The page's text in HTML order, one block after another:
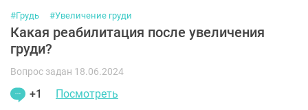
#Грудь #Увеличение груди
Какая реабилитация после увеличения
груди?
Вопрос задан 18.06.2024
+1 Посмотреть